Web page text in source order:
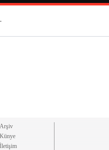
Arşiv
Künye
İletişim